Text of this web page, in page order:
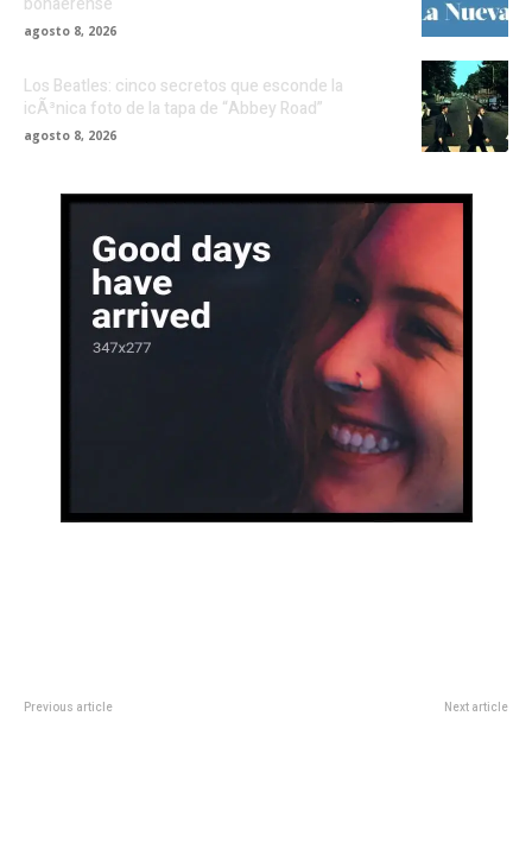
agosto 8, 2026
Los Beatles: cinco secretos que esconde la
icÃ³nica foto de la tapa de “Abbey Road”
agosto 8, 2026
Previous article Next article